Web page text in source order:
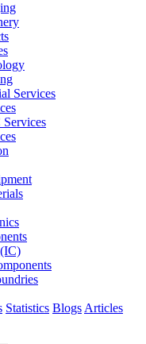
Services
Statistics Blogs Articles